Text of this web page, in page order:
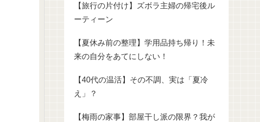
【旅行の片付け】ズボラ主婦の帰宅後ル
ーティーン
【夏休み前の整理】学用品持ち帰り！未
来の自分をあてにしない！
【40代の温活】その不調、実は「夏冷
え」？
【梅雨の家事】部屋干し派の限界？我が